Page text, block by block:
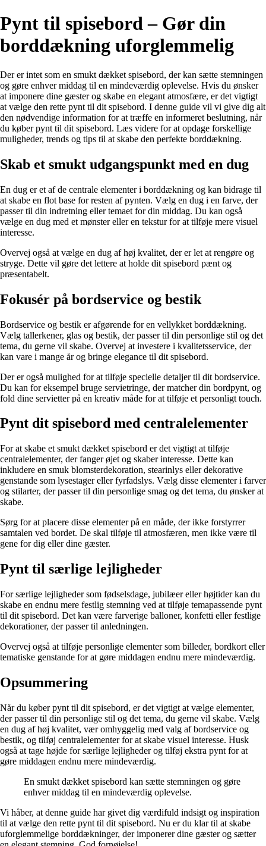
Pynt til spisebord – Gør din
borddækning uforglemmelig
Der er intet som en smukt dækket spisebord, der kan sætte stemningen
og gøre enhver middag til en mindeværdig oplevelse. Hvis du ønsker
at imponere dine gæster og skabe en elegant atmosfære, er det vigtigt
at vælge den rette pynt til dit spisebord. I denne guide vil vi give dig alt
den nødvendige information for at træffe en informeret beslutning, når
du køber pynt til dit spisebord. Læs videre for at opdage forskellige
muligheder, trends og tips til at skabe den perfekte borddækning.
Skab et smukt udgangspunkt med en dug
En dug er et af de centrale elementer i borddækning og kan bidrage til
at skabe en flot base for resten af pynten. Vælg en dug i en farve, der
passer til din indretning eller temaet for din middag. Du kan også
vælge en dug med et mønster eller en tekstur for at tilføje mere visuel
interesse.
Overvej også at vælge en dug af høj kvalitet, der er let at rengøre og
stryge. Dette vil gøre det lettere at holde dit spisebord pænt og
præsentabelt.
Fokusér på bordservice og bestik
Bordservice og bestik er afgørende for en vellykket borddækning.
Vælg tallerkener, glas og bestik, der passer til din personlige stil og det
tema, du gerne vil skabe. Overvej at investere i kvalitetsservice, der
kan vare i mange år og bringe elegance til dit spisebord.
Der er også mulighed for at tilføje specielle detaljer til dit bordservice.
Du kan for eksempel bruge servietringe, der matcher din bordpynt, og
fold dine servietter på en kreativ måde for at tilføje et personligt touch.
Pynt dit spisebord med centralelementer
For at skabe et smukt dækket spisebord er det vigtigt at tilføje
centralelementer, der fanger øjet og skaber interesse. Dette kan
inkludere en smuk blomsterdekoration, stearinlys eller dekorative
genstande som lysestager eller fyrfadslys. Vælg disse elementer i farver
og stilarter, der passer til din personlige smag og det tema, du ønsker at
skabe.
Sørg for at placere disse elementer på en måde, der ikke forstyrrer
samtalen ved bordet. De skal tilføje til atmosfæren, men ikke være til
gene for dig eller dine gæster.
Pynt til særlige lejligheder
For særlige lejligheder som fødselsdage, jubilæer eller højtider kan du
skabe en endnu mere festlig stemning ved at tilføje temapassende pynt
til dit spisebord. Det kan være farverige balloner, konfetti eller festlige
dekorationer, der passer til anledningen.
Overvej også at tilføje personlige elementer som billeder, bordkort eller
tematiske genstande for at gøre middagen endnu mere mindeværdig.
Opsummering
Når du køber pynt til dit spisebord, er det vigtigt at vælge elementer,
der passer til din personlige stil og det tema, du gerne vil skabe. Vælg
en dug af høj kvalitet, vær omhyggelig med valg af bordservice og
bestik, og tilføj centralelementer for at skabe visuel interesse. Husk
også at tage højde for særlige lejligheder og tilføj ekstra pynt for at
gøre middagen endnu mere mindeværdig.
En smukt dækket spisebord kan sætte stemningen og gøre
enhver middag til en mindeværdig oplevelse.
Vi håber, at denne guide har givet dig værdifuld indsigt og inspiration
til at vælge den rette pynt til dit spisebord. Nu er du klar til at skabe
uforglemmelige borddækninger, der imponerer dine gæster og sætter